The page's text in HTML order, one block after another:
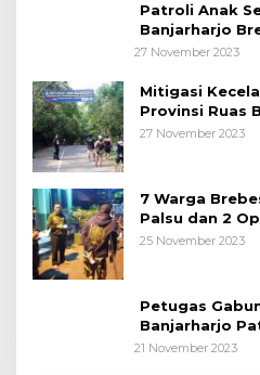
Patroli Anak
Banjarharjo
27 November 2023
Mitigasi
Provinsi Ruas
27 November 2023
7 Warga
Palsu dan 2
25 November 2023
Petugas
Banjarharjo
21 November 2023